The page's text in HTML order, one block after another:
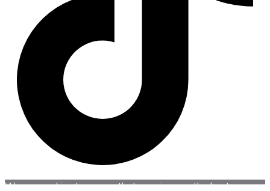
We use cookies to ensure that we give you the best